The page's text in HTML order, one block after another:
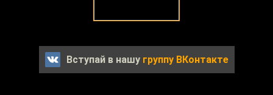
Вступай в нашу группу ВКонтакте